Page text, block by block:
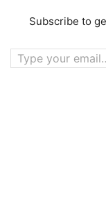
Subscribe to
Type your email…